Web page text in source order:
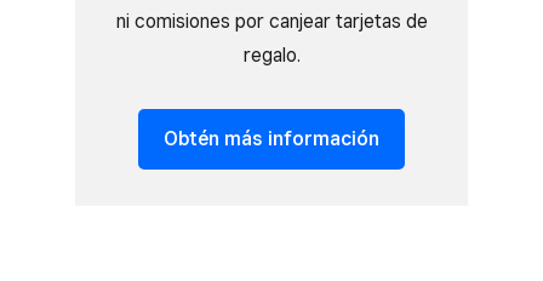
ni comisiones por canjear tarjetas de
regalo.
Obtén más información